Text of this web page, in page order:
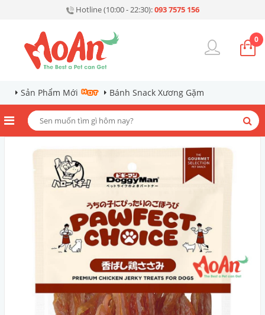
Hotline (10:00 - 22:30):093 7575 156
0
Sản Phẩm Mới Bánh Snack Xương Gặm